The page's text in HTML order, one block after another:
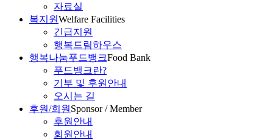
자료실
복지원Welfare Facilities
긴급지원
행복드림하우스
행복나눔푸드뱅크Food Bank
푸드뱅크란?
기부 및 후원안내
오시는 길
후원/회원 Sponsor / Member
후원안내
회원안내